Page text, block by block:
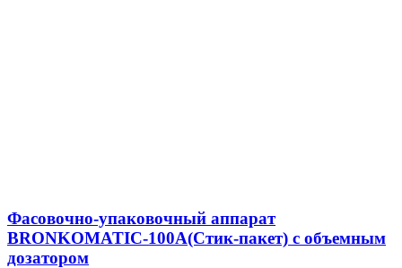
Фасовочно-упаковочный аппарат
BRONKOMATIC-100A(Стик-пакет) с объемным
дозатором